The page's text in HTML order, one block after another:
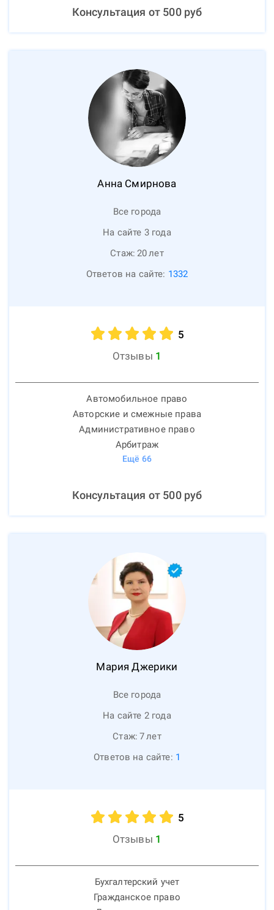
Консультация от 500руб
Анна Смирнова
Все города
На сайте 3 года
Стаж: 20лет
Ответов на сайте: 1332
5
Отзывы 1
Автомобильное право
Авторские и смежные права
Административное право
Арбитраж
Ещё 66
Консультация от 500руб
Мария Джерики
Все города
На сайте 2 года
Стаж: 7лет
Ответов на сайте: 1
5
Отзывы 1
Бухгалтерский учет
Гражданское право